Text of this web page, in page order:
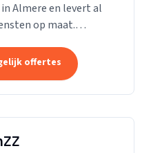
Almere en levert al
op maat.
Amsterdam en
offertes